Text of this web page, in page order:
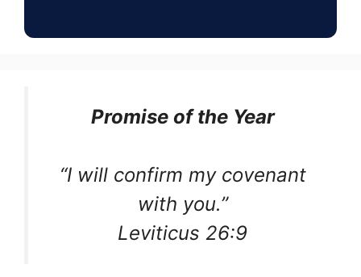
Promise of the Year
“I will confirm my covenant
with you.”
Leviticus 26:9